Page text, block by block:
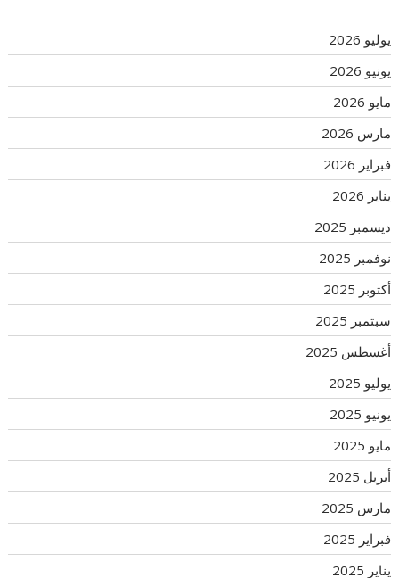
يوليو 2026
يونيو 2026
مايو 2026
مارس 2026
فبراير 2026
يناير 2026
ديسمبر 2025
نوفمبر 2025
أكتوبر 2025
سبتمبر 2025
أغسطس 2025
يوليو 2025
يونيو 2025
مايو 2025
أبريل 2025
مارس 2025
فبراير 2025
يناير 2025